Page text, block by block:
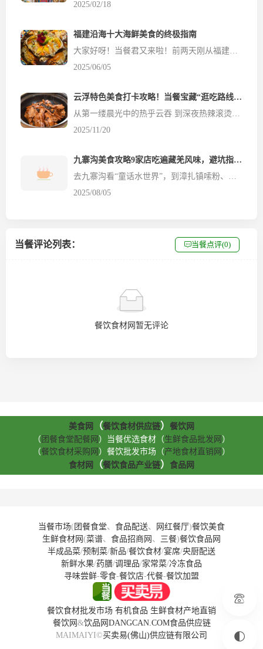
2025/02/18
福建沿海十大海鲜美食的终极指南
大家好呀！当餐君又来啦！前两天刚从福建沿海一圈儿吃回来，这一趟下来简直是——肥了三斤！不过值啊！哈哈哈！福建这海鲜太绝了，我吃得那叫一个爽！餐饮食材网今天就把舌尖探险分享给各位吃货们，看看福建沿海有哪些不可错过的海鲜美食~ 1. 醉蟹 讲真，第一次听说醉蟹的时候我挺怕的，生的螃蟹泡酒？真的不会拉肚子吗？但抱着吃货的好奇心我还是试了，嗷...
2025/06/05
云浮特色美食打卡攻略！当餐宝藏“逛吃路线”来了
从第一缕晨光中的热乎云吞 到深夜热辣滚烫的烤生蚝 从巷子深处的地道小摊 到湖边赏景的湖畔飨宴 云浮这份含金量十足的逛吃地图 带你们一路解锁“舌尖上的云味” 东西街的繁花霓虹，连成了一片诗意长廊；探访水东村，古建筑群篆刻着千年理学，领略璀璨的文化基因；云城上新的宝藏公园，藏着初秋的温柔；再走一走“东安八景”，或...
2025/11/20
九寨沟美食攻略9家店吃遍藏羌风味，避坑指南+必点清单
去九寨沟看“童话水世界”，到漳扎镇嗦粉、涮火锅、啃烤羊排…这份由无数游客亲测总结的美食攻略，餐饮食材网帮你把藏羌烟火气一网打尽，连避坑细节都掰碎了讲，吃货只管跟着冲！🔥宝藏店铺推荐1. 老兵烧烤 | 烟火气天花板，烧烤脑袋冲当地烧烤界顶流，每到饭点烟火缭绕像“美食结界”。✅ 必点硬菜：烤羊排（外酥...
2025/08/05
当餐评论列表： 当餐点评(0)
餐饮食材网暂无评论
美食网 （餐饮食材供应链）
餐饮网
（ 团餐食堂配餐网 ）当餐优选食材（生鲜食品批发网 ）
（餐饮食材采购网 ）餐饮批发市场（产地食材直销网 ）
食材网
（餐饮食品产业链） 食品网
当餐市场( 团餐食堂、 食品配送、 网红餐厅)餐饮美食
生鲜食材网 (菜谱、 食品招商网 、 三餐)餐饮食品网
半成品菜/预制菜/新品/餐饮食材/宴席/央厨配送
新鲜水果/药膳/调理品/家常菜/冷冻食品
寻味尝鲜-零食-餐饮店-代餐-餐饮加盟
餐饮食材批发市场 有机食品 生鲜食材产地直销
餐饮网 &饮品网 DANGCAN.COM食品供应链
MAIMAIYI©买卖易(佛山)供应链有限公司